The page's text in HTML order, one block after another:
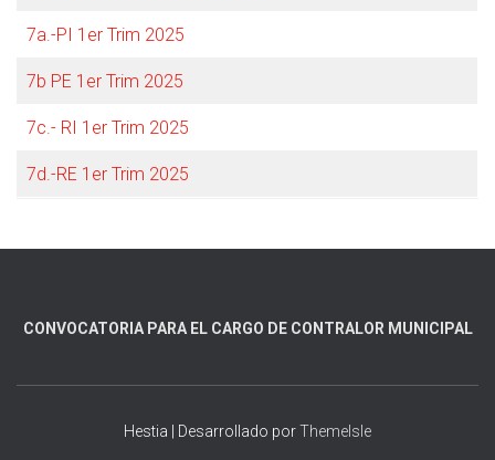
7a.-PI 1er Trim 2025
7b PE 1er Trim 2025
7c.- RI 1er Trim 2025
7d.-RE 1er Trim 2025
CONVOCATORIA PARA EL CARGO DE CONTRALOR MUNICIPAL
Hestia | Desarrollado porThemeIsle